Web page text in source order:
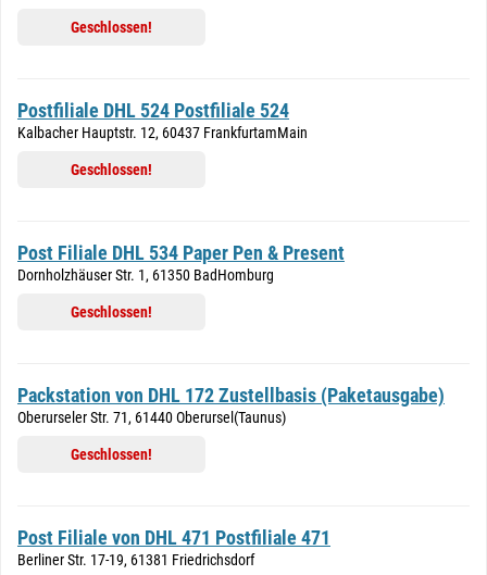
Geschlossen!
Postfiliale DHL 524 Postfiliale 524
Kalbacher Hauptstr. 12, 60437 FrankfurtamMain
Geschlossen!
Post Filiale DHL 534 Paper Pen & Present
Dornholzhäuser Str. 1, 61350 BadHomburg
Geschlossen!
Packstation von DHL 172 Zustellbasis (Paketausgabe)
Oberurseler Str. 71, 61440 Oberursel(Taunus)
Geschlossen!
Post Filiale von DHL 471 Postfiliale 471
Berliner Str. 17-19, 61381 Friedrichsdorf